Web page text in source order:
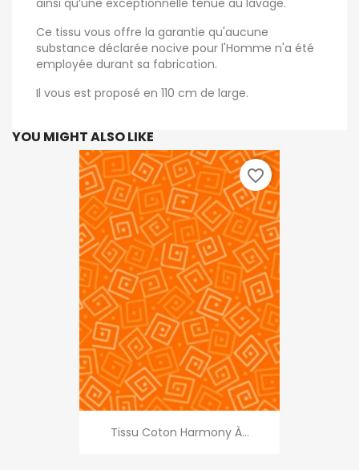
ainsi qu’une exceptionnelle tenue au lavage.
Ce tissu vous offre la garantie qu'aucune
substance déclarée nocive pour l'Homme n'a été
employée durant sa fabrication.
Il vous est proposé en 110 cm de large.
YOU MIGHT ALSO LIKE
Tissu Coton Harmony À...
favorite_border